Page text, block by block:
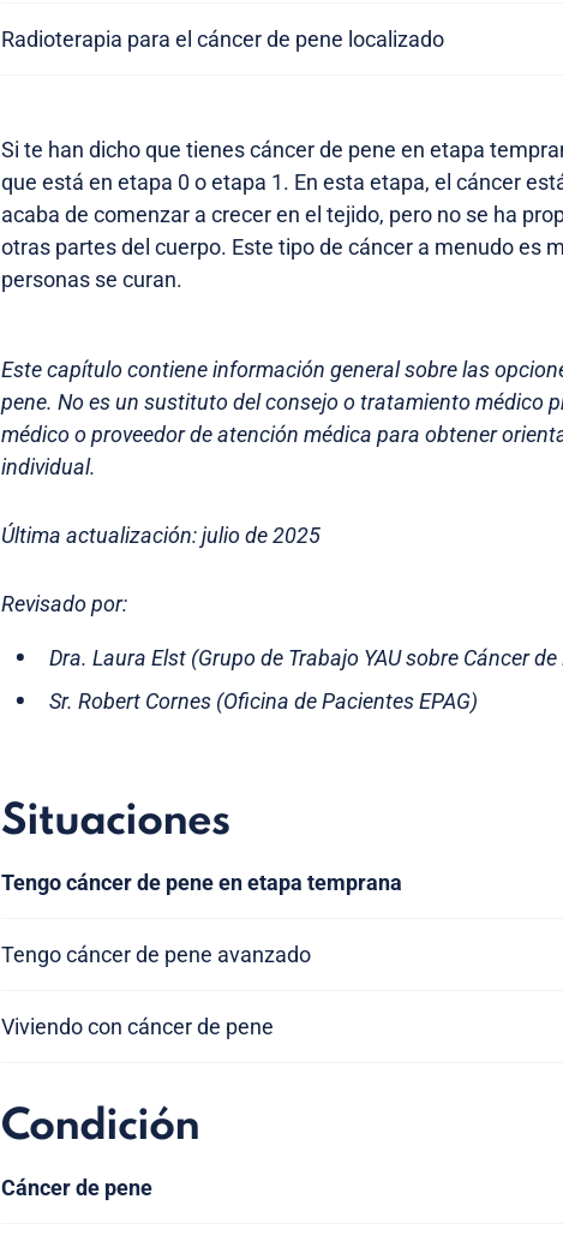
Radioterapia para el cáncer de pene localizado
Si te han dicho que tienes cáncer de pene en etapa
que está en etapa 0 o etapa 1. En esta etapa, el cáncer
acaba de comenzar a crecer en el tejido, pero no se ha
otras partes del cuerpo. Este tipo de cáncer a menudo es
personas se curan.
Este capítulo contiene información general sobre las
pene. No es un sustituto del consejo o tratamiento médico
médico o proveedor de atención médica para obtener
individual.
Última actualización: julio de 2025
Revisado por:
Dra. Laura Elst (Grupo de Trabajo YAU sobre Cáncer
Sr. Robert Cornes (Oficina de Pacientes EPAG)
Situaciones
Tengo cáncer de pene en etapa temprana
Tengo cáncer de pene avanzado
Viviendo con cáncer de pene
Condición
Cáncer de pene